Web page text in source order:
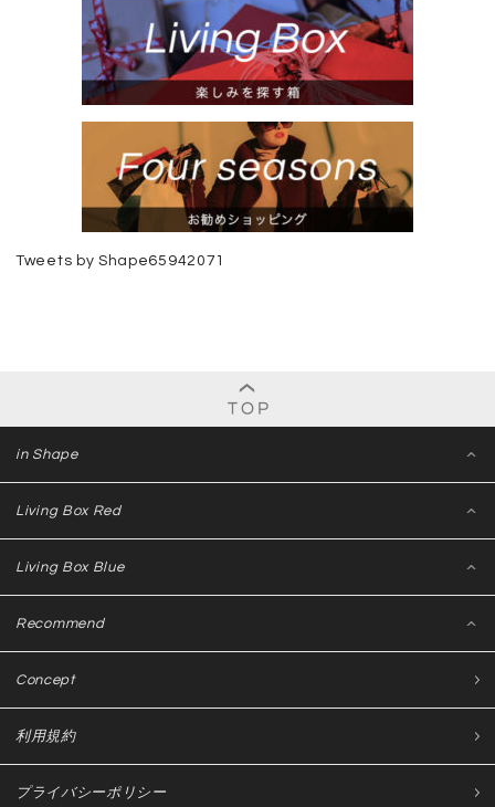
Tweets by Shape65942071
in Shape
Living Box Red
Living Box Blue
Recommend
Concept
利用規約
プライバシーポリシー